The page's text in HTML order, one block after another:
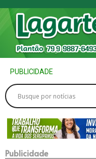
PUBLICIDADE
Publicidade